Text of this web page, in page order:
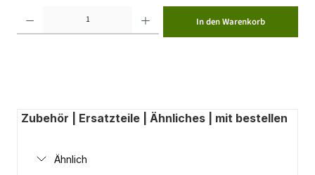
In den Warenkorb
Zubehör | Ersatzteile | Ähnliches | mit bestellen
Ähnlich